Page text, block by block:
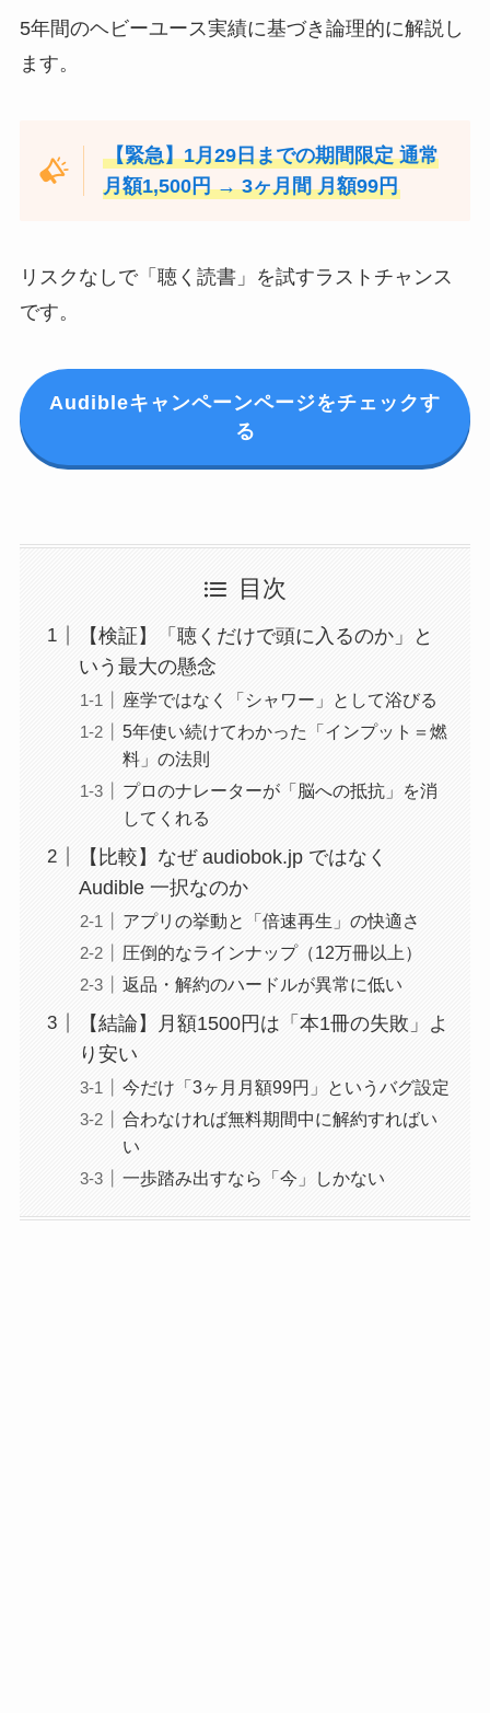
5年間のヘビーユース実績に基づき論理的に解説し
ます。
【緊急】1月29日までの期間限定 通常
月額1,500円 → 3ヶ月間 月額99円
リスクなしで「聴く読書」を試すラストチャンス
です。
Audibleキャンペーンページをチェックす
る
目次
【検証】「聴くだけで頭に入るのか」と
いう最大の懸念
座学ではなく「シャワー」として浴びる
5年使い続けてわかった「インプット＝燃
料」の法則
プロのナレーターが「脳への抵抗」を消
してくれる
【比較】なぜ audiobok.jp ではなく
Audible 一択なのか
アプリの挙動と「倍速再生」の快適さ
圧倒的なラインナップ（12万冊以上）
返品・解約のハードルが異常に低い
【結論】月額1500円は「本1冊の失敗」よ
り安い
今だけ「3ヶ月月額99円」というバグ設定
合わなければ無料期間中に解約すればい
い
一歩踏み出すなら「今」しかない